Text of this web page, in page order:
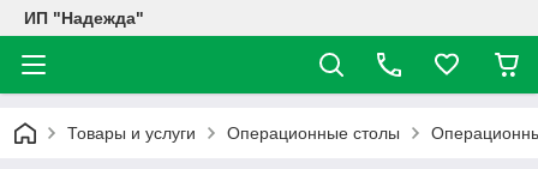
ИП "Надежда"
Товары и услуги Операционные столы